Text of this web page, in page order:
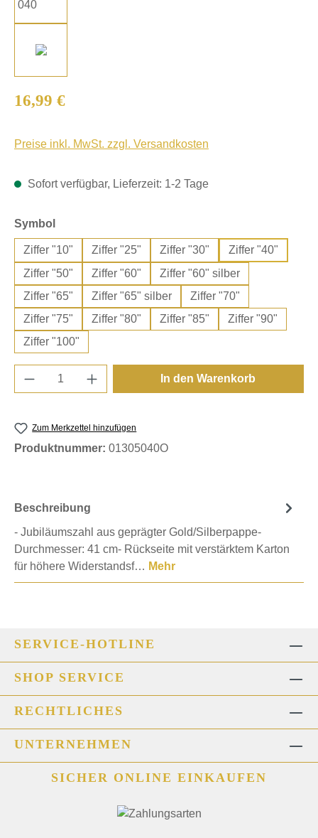
Regulärer Preis:
16,99 €
Preise inkl. MwSt. zzgl. Versandkosten
Sofort verfügbar, Lieferzeit: 1-2 Tage
Symbol auswählen
Ziffer "10" Ziffer "25" Ziffer "30"
Ziffer "40"
Ziffer "50"
Ziffer "60"
Ziffer "60" silber
Ziffer "65"
Ziffer "65" silber
Ziffer "70"
Ziffer "75"
Ziffer "80" Ziffer "85"
Ziffer "90"
Ziffer "100"
Produkt Anzahl: Gib den gewünschten
In den Warenkorb
Zum Merkzettel hinzufügen
Produktnummer: 01305040O
Beschreibung
- Jubiläumszahl aus geprägter Gold/Silberpappe-
Durchmesser: 41 cm- Rückseite mit verstärktem Karton
für höhere Widerstandsf… Mehr
SERVICE-HOTLINE
SHOP SERVICE
RECHTLICHES
UNTERNEHMEN
SICHER ONLINE EINKAUFEN